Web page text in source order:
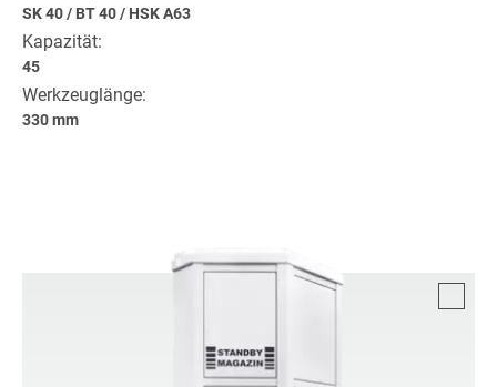
SK 40/ BT 40/ HSK A63
Kapazität:
45
Werkzeuglänge:
330 mm